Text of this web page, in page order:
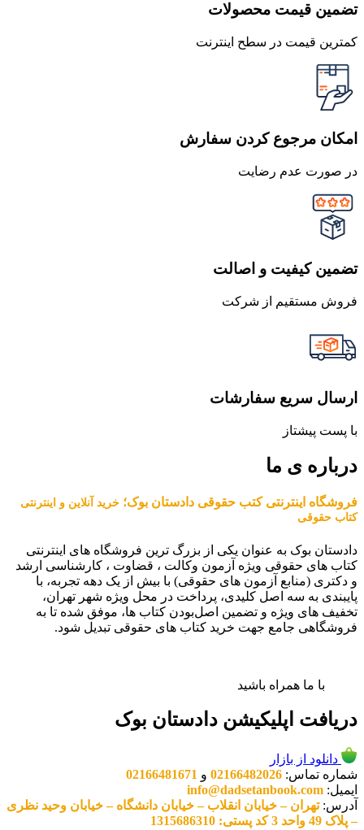
تضمین قیمت محصولات
کمترین قیمت در سطح اینترنت
امکان مرجوع کردن سفارش
در صورت عدم رضایت
تضمین کیفیت و اصالت
فروش مستقیم از شرکت
ارسال سریع سفارشات
با پست پیشتاز
درباره ی ما
فروشگاه اینترنتی کتب حقوقی دادستان بوک؛ خرید آنلاین و اینترنتی
کتاب حقوقی
دادستان بوک به عنوان یکی از بزرگ ترین فروشگاه های اینترنتی
کتاب های حقوقی ویژه آزمون وکالت ، قضاوت ، کارشناسی ارشد
و دکتری (منابع آزمون های حقوقی) با بیش از یک دهه تجربه، با
پایبندی به سه اصل کلیدی، پرداخت در محل ویژه شهر تهران،
تخفیف های ویژه و تضمین اصل‌بودن کتاب ها، موفق شده تا به
فروشگاهی جامع جهت خرید کتاب های حقوقی تبدیل شود.
با ما همراه باشید
دریافت اپلیکیشن دادستان بوک
دانلود از بازار
شماره تماس: 02166482026 و 02166481671
ایمیل: info@dadsetanbook.com
آدرس:تهران – خیابان انقلاب – خیابان دانشگاه – خیابان وحید نظری
– پلاک 49 واحد 3 کد پستی: 1315686310